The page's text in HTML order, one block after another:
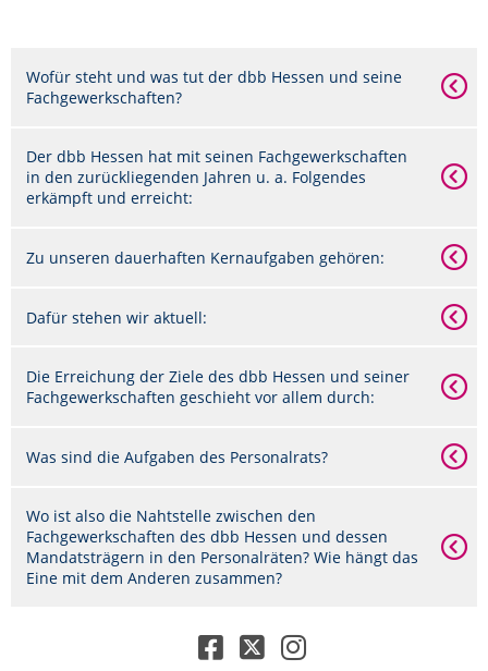
Wofür steht und was tut der dbb Hessen und seine
Fachgewerkschaften?
Der dbb Hessen hat mit seinen Fachgewerkschaften
in den zurückliegenden Jahren u. a. Folgendes
erkämpft und erreicht:
Zu unseren dauerhaften Kernaufgaben gehören:
Dafür stehen wir aktuell:
Die Erreichung der Ziele des dbb Hessen und seiner
Fachgewerkschaften geschieht vor allem durch:
Was sind die Aufgaben des Personalrats?
Wo ist also die Nahtstelle zwischen den
Fachgewerkschaften des dbb Hessen und dessen
Mandatsträgern in den Personalräten? Wie hängt das
Eine mit dem Anderen zusammen?